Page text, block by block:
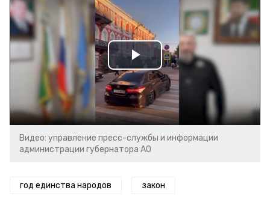
Play
Video
Видео: управление пресс-службы и информации
администрации губернатора АО
год единства народов закон